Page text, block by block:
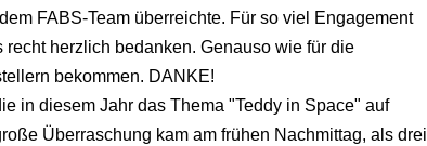
FABS-Team überreichte. Für so viel Engagement
herzlich bedanken. Genauso wie für die
bekommen. DANKE!
in diesem Jahr das Thema "Teddy in Space" auf
Überraschung kam am frühen Nachmittag, als drei